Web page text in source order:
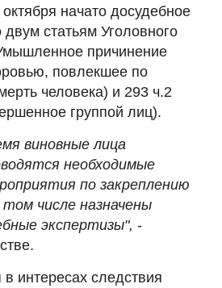
начато досудебное
статьям Уголовного
причинение
повлекшее по
человека) и 293 ч.2
группой лиц).
виновные лица
необходимые
по закреплению
числе назначены
экспертизы", -
интересах следствия